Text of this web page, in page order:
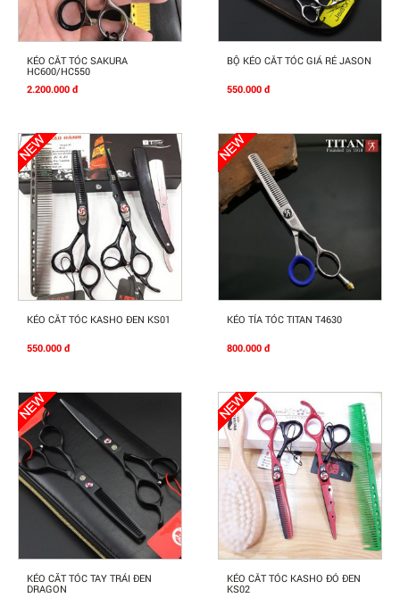
Mua Ngay
KÉO CẮT TÓC SAKURA
HC600/HC550
2.200.000 đ
Mua Ngay
BỘ KÉO CẮT TÓC GIÁ RẺ JASON
550.000 đ
Mua Ngay
KÉO CẮT TÓC KASHO ĐEN KS01
550.000 đ
Mua Ngay
KÉO TỈA TÓC TITAN T4630
800.000 đ
Mua Ngay
KÉO CĂT TÓC TAY TRÁI ĐEN
DRAGON
Mua Ngay
KÉO CẮT TÓC KASHO ĐỎ ĐEN
KS02